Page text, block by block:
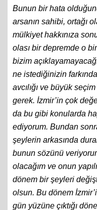
Bunun bir hata
arsanın sahibi, ortağı
mülkiyet hakkınıza
olası bir depremde o
bizim
ne istediğinizin
avcılığı ve büyük
gerek. İzmir’in çok
da bu gibi konularda
ediyorum. Bundan
şeylerin arkasında
bunun sözünü
olacağım ve onun
dönem bir şeyleri
olsun. Bu dönem
gün yüzüne çıktığı